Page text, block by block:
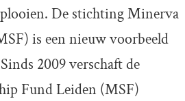
De stichting Minerva
is een nieuw voorbeeld
2009 verschaft de
Fund Leiden (MSF)